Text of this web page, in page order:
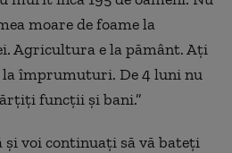
moare de foame la
Agricultura e la pământ. Ați
împrumuturi. De 4 luni nu
funcții și bani.”
și voi continuați să vă bateți